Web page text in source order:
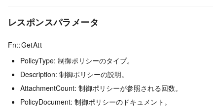
レスポンスパラメータ
Fn::GetAtt
PolicyType: 制御ポリシーのタイプ。
Description: 制御ポリシーの説明。
AttachmentCount: 制御ポリシーが参照される回数。
PolicyDocument: 制御ポリシーのドキュメント。